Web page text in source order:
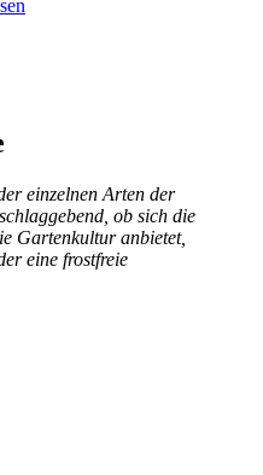
einzelnen Arten der
ob sich die
Gartenkultur anbietet,
eine frostfreie